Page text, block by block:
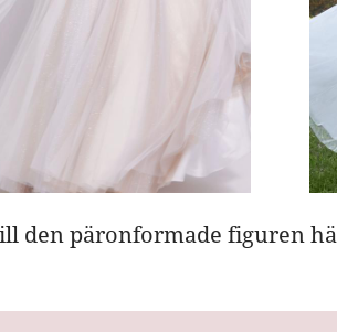
den päronformade figuren